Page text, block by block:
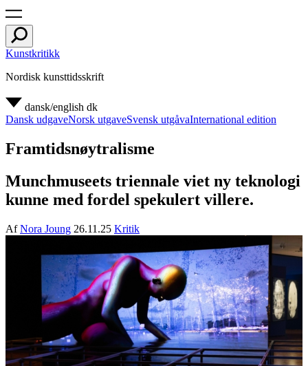
Kunstkritikk
Nordisk kunsttidsskrift
dansk/english dk
Dansk udgaveNorsk utgaveSvensk utgåvaInternational edition
Framtidsnøytralisme
Munchmuseets triennale viet ny teknologi
kunne med fordel spekulert villere.
AfNora Joung 26.11.25 Kritik